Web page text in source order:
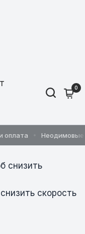
0
оплата
снизить
скорость